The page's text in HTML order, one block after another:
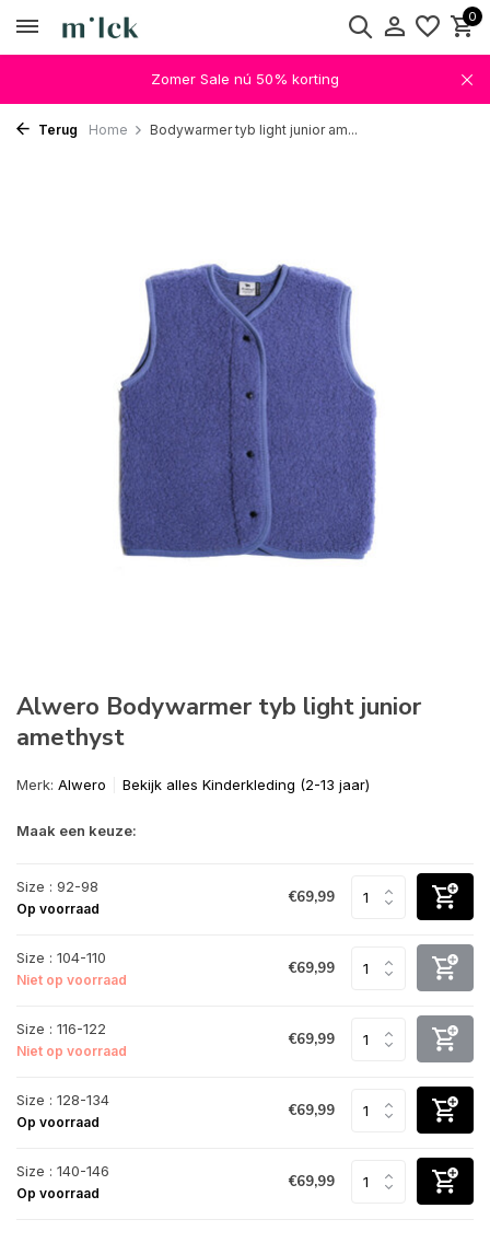
0
Zomer Sale nú 50% korting
Terug Home Bodywarmer tyb light junior am...
Alwero Bodywarmer tyb light junior
amethyst
Merk: Alwero Bekijk alles Kinderkleding (2-13 jaar)
Maak een keuze:
Size : 92-98
Op voorraad
€69,99
Size : 104-110
Niet op voorraad
€69,99
Size : 116-122
Niet op voorraad
€69,99
Size : 128-134
Op voorraad
€69,99
Size : 140-146
Op voorraad
€69,99